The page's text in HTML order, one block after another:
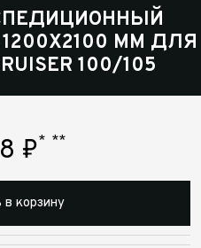
ММ ДЛЯ
100/105
₽* **
корзину